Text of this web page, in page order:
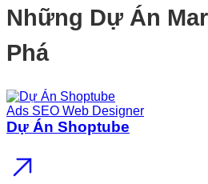
Những Dự Án
Phá
Ads SEO Web Designer
Dự Án Shoptube